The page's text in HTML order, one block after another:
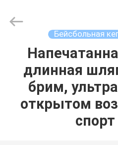
ДОМ
ПРОДУКТЫ
Manufacturing
Бейсбольная
длинная
брим,
открытом